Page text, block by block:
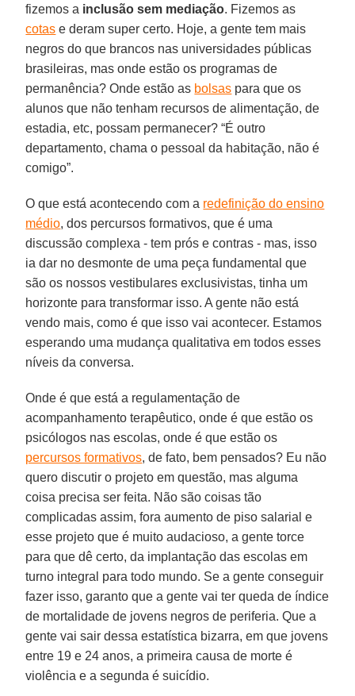
fizemos a inclusão sem mediação. Fizemos as
cotas e deram super certo. Hoje, a gente tem mais
negros do que brancos nas universidades públicas
brasileiras, mas onde estão os programas de
permanência? Onde estão as bolsas para que os
alunos que não tenham recursos de alimentação, de
estadia, etc, possam permanecer? “É outro
departamento, chama o pessoal da habitação, não é
comigo”.
O que está acontecendo com a redefinição do ensino
médio, dos percursos formativos, que é uma
discussão complexa - tem prós e contras - mas, isso
ia dar no desmonte de uma peça fundamental que
são os nossos vestibulares exclusivistas, tinha um
horizonte para transformar isso. A gente não está
vendo mais, como é que isso vai acontecer. Estamos
esperando uma mudança qualitativa em todos esses
níveis da conversa.
Onde é que está a regulamentação de
acompanhamento terapêutico, onde é que estão os
psicólogos nas escolas, onde é que estão os
percursos formativos, de fato, bem pensados? Eu não
quero discutir o projeto em questão, mas alguma
coisa precisa ser feita. Não são coisas tão
complicadas assim, fora aumento de piso salarial e
esse projeto que é muito audacioso, a gente torce
para que dê certo, da implantação das escolas em
turno integral para todo mundo. Se a gente conseguir
fazer isso, garanto que a gente vai ter queda de índice
de mortalidade de jovens negros de periferia. Que a
gente vai sair dessa estatística bizarra, em que jovens
entre 19 e 24 anos, a primeira causa de morte é
violência e a segunda é suicídio.